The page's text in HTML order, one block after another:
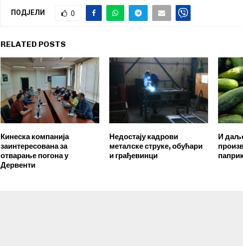
ПОДЈЕЛИ 0
RELATED POSTS
Кинеска компанија
заинтересована за
отварање погона у
Дервенти
Недостају кадрови
металске струке, обућари
и грађевинци
И